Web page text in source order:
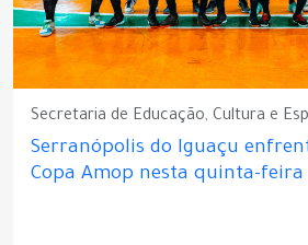
Secretaria de Educação, Cultura e
Serranópolis do Iguaçu
Copa Amop nesta quinta-feira